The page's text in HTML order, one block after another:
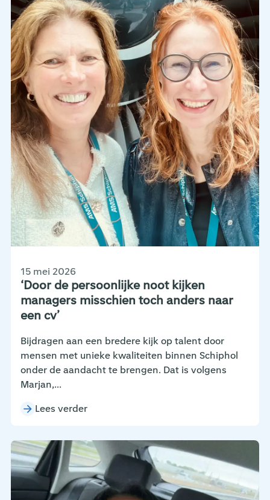
‘Door de persoonlijke noot kijken
managers misschien toch anders naar
een cv’
15 mei 2026
Bijdragen aan een bredere kijk op talent door
mensen met unieke kwaliteiten binnen Schiphol
onder de aandacht te brengen. Dat is volgens
Marjan,...
Lees verder